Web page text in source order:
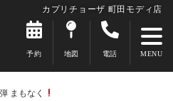
カプリチョーザ 町田モディ店
予約 地図 電話
まもなく